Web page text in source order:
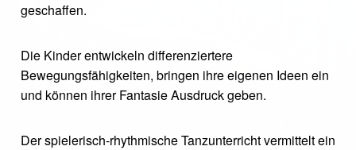
geschaffen.
Die Kinder entwickeln differenziertere
Bewegungsfähigkeiten, bringen ihre eigenen Ideen ein
und können ihrer Fantasie Ausdruck geben.
Der spielerisch-rhythmische Tanzunterricht vermittelt ein